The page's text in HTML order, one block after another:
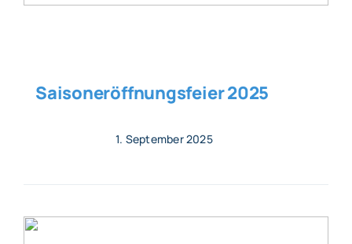
Saisoneröffnungsfeier 2025
1. September 2025